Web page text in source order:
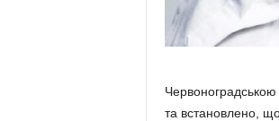
Червоноградською
та встановлено,